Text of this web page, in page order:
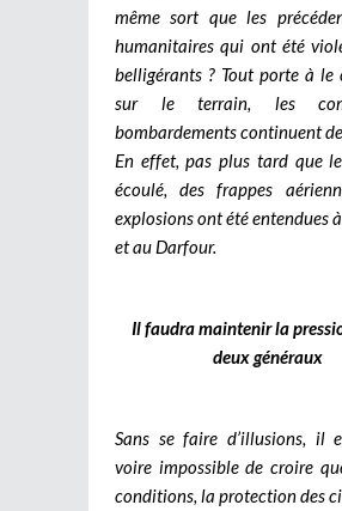
même sort que les
humanitaires qui ont été
belligérants ? Tout porte à le
sur le terrain, les
bombardements continuent
En effet, pas plus tard que
écoulé, des frappes
explosions ont été entendues
et au Darfour.
Il faudra maintenir la
deux généraux
Sans se faire d’illusions, il
voire impossible de croire
conditions, la protection des